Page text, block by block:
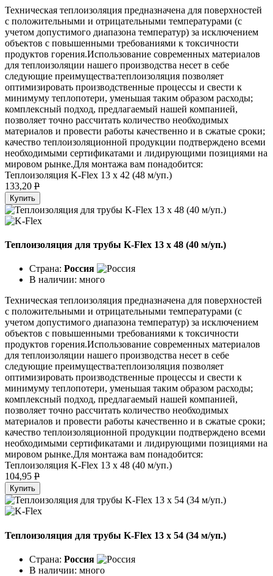
Техническая теплоизоляция предназначена для поверхностей
с положительными и отрицательными температурами (с
учетом допустимого диапазона температур) за исключением
объектов с повышенными требованиями к токсичности
продуктов горения.Использование современных материалов
для теплоизоляции нашего производства несет в себе
следующие преимущества:теплоизоляция позволяет
оптимизировать производственные процессы и свести к
минимуму теплопотери, уменьшая таким образом расходы;
комплексный подход, предлагаемый нашей компанией,
позволяет точно рассчитать количество необходимых
материалов и провести работы качественно и в сжатые сроки;
качество теплоизоляционной продукции подтверждено всеми
необходимыми сертификатами и лидирующими позициями на
мировом рынке.Для монтажа вам понадобится:
Теплоизоляция K-Flex 13 х 42 (48 м/уп.)
133,20 P
Купить
Теплоизоляция для трубы K-Flex 13 х 48 (40 м/уп.)
Страна: Россия
В наличии: много
Техническая теплоизоляция предназначена для поверхностей
с положительными и отрицательными температурами (с
учетом допустимого диапазона температур) за исключением
объектов с повышенными требованиями к токсичности
продуктов горения.Использование современных материалов
для теплоизоляции нашего производства несет в себе
следующие преимущества:теплоизоляция позволяет
оптимизировать производственные процессы и свести к
минимуму теплопотери, уменьшая таким образом расходы;
комплексный подход, предлагаемый нашей компанией,
позволяет точно рассчитать количество необходимых
материалов и провести работы качественно и в сжатые сроки;
качество теплоизоляционной продукции подтверждено всеми
необходимыми сертификатами и лидирующими позициями на
мировом рынке.Для монтажа вам понадобится:
Теплоизоляция K-Flex 13 х 48 (40 м/уп.)
104,95 P
Купить
Теплоизоляция для трубы K-Flex 13 х 54 (34 м/уп.)
Страна: Россия
В наличии: много